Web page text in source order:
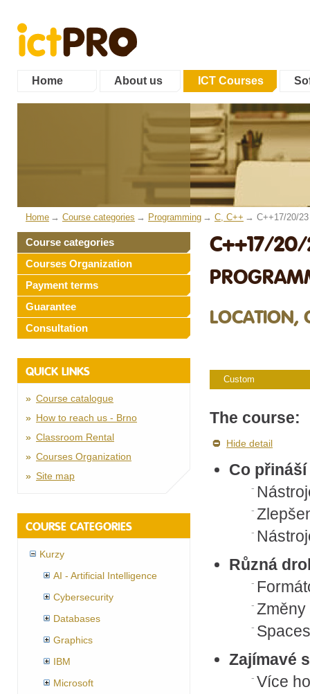
Home About us ICT Courses
Home Course categories Programming C, C++ C++17/20/
Course categories
Courses Organization
Payment terms
Guarantee
Consultation
QUICK LINKS
Course catalogue
How to reach us - Brno
Classroom Rental
Courses Organization
Site map
COURSE CATEGORIES
Kurzy
AI - Artificial Intelligence
Cybersecurity
Databases
Graphics
IBM
Microsoft
C++17/20/
LOCATION,
Custom
The course:
Hide detail
Co přináší
Různá
Zajímavé
Více